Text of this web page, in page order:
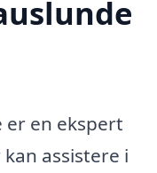
er en ekspert
assistere i